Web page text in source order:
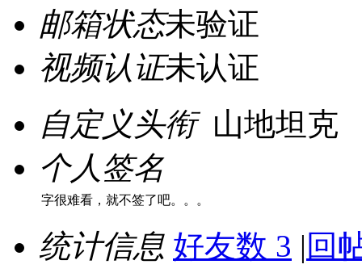
邮箱状态未验证
视频认证未认证
自定义头衔 山地坦克
个人签名
字很难看，就不签了吧。。。
统计信息 好友数 3 | 回